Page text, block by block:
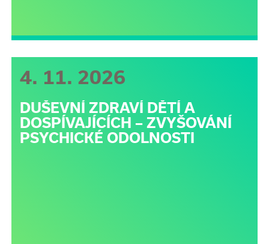
4. 11. 2026
DUŠEVNÍ ZDRAVÍ DĚTÍ A
DOSPÍVAJÍCÍCH – ZVYŠOVÁNÍ
PSYCHICKÉ ODOLNOSTI